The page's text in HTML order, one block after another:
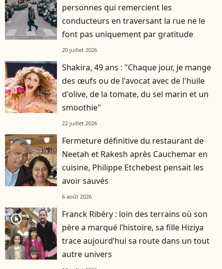
personnes qui remercient les
conducteurs en traversant la rue ne le
font pas uniquement par gratitude
20 juillet 2026
Shakira, 49 ans : "Chaque jour, je mange
des œufs ou de l'avocat avec de l'huile
d'olive, de la tomate, du sel marin et un
smoothie"
22 juillet 2026
Fermeture définitive du restaurant de
Neetah et Rakesh après Cauchemar en
cuisine, Philippe Etchebest pensait les
avoir sauvés
6 août 2026
player2
Franck Ribéry : loin des terrains où son
père a marqué l’histoire, sa fille Hiziya
trace aujourd’hui sa route dans un tout
autre univers